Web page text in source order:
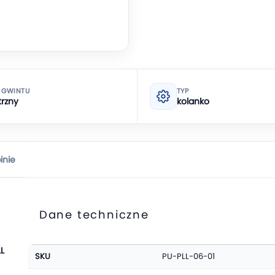
TYP
kolanko
Dane techniczne
Więcej
informacji
SKU PU-PLL-06-01